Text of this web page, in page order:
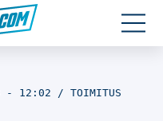
- 12:02 TOIMITUS